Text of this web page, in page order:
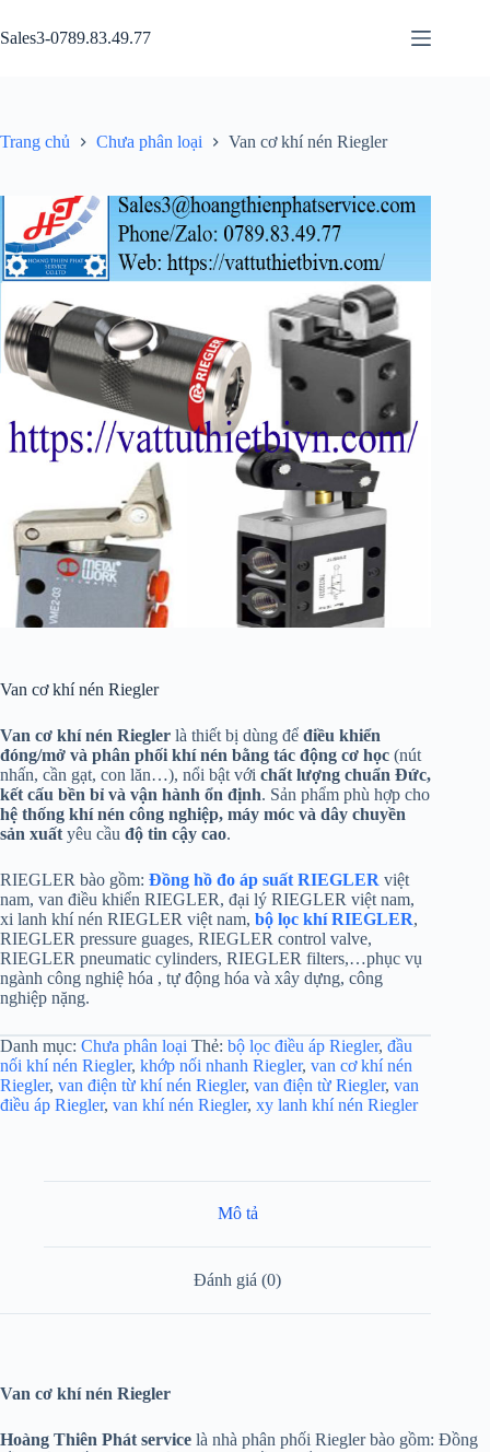
đến
phần
Sales3-0789.83.49.77
Trang chủ Chưa phân loại Van cơ khí nén Riegler
Van cơ khí nén Riegler
Van cơ khí nén Riegler là thiết bị dùng để điều khiển
đóng/mở và phân phối khí nén bằng tác động cơ học (nút
nhấn, cần gạt, con lăn…), nổi bật với chất lượng chuẩn Đức,
kết cấu bền bỉ và vận hành ổn định. Sản phẩm phù hợp cho
hệ thống khí nén công nghiệp, máy móc và dây chuyền
sản xuất yêu cầu độ tin cậy cao.
RIEGLER bào gồm: Đồng hồ đo áp suất RIEGLER việt
nam, van điều khiển RIEGLER, đại lý RIEGLER việt nam,
xi lanh khí nén RIEGLER việt nam, bộ lọc khí RIEGLER,
RIEGLER pressure guages, RIEGLER control valve,
RIEGLER pneumatic cylinders, RIEGLER filters,…phục vụ
ngành công nghiệ hóa , tự động hóa và xây dựng, công
nghiệp nặng.
Danh mục: Chưa phân loại Thẻ: bộ lọc điều áp Riegler, đầu
nối khí nén Riegler, khớp nối nhanh Riegler, van cơ khí nén
Riegler, van điện từ khí nén Riegler, van điện từ Riegler, van
điều áp Riegler, van khí nén Riegler, xy lanh khí nén Riegler
Mô tả
Đánh giá (0)
Van cơ khí nén Riegler
Hoàng Thiên Phát service là nhà phân phối Riegler bào gồm: Đồng